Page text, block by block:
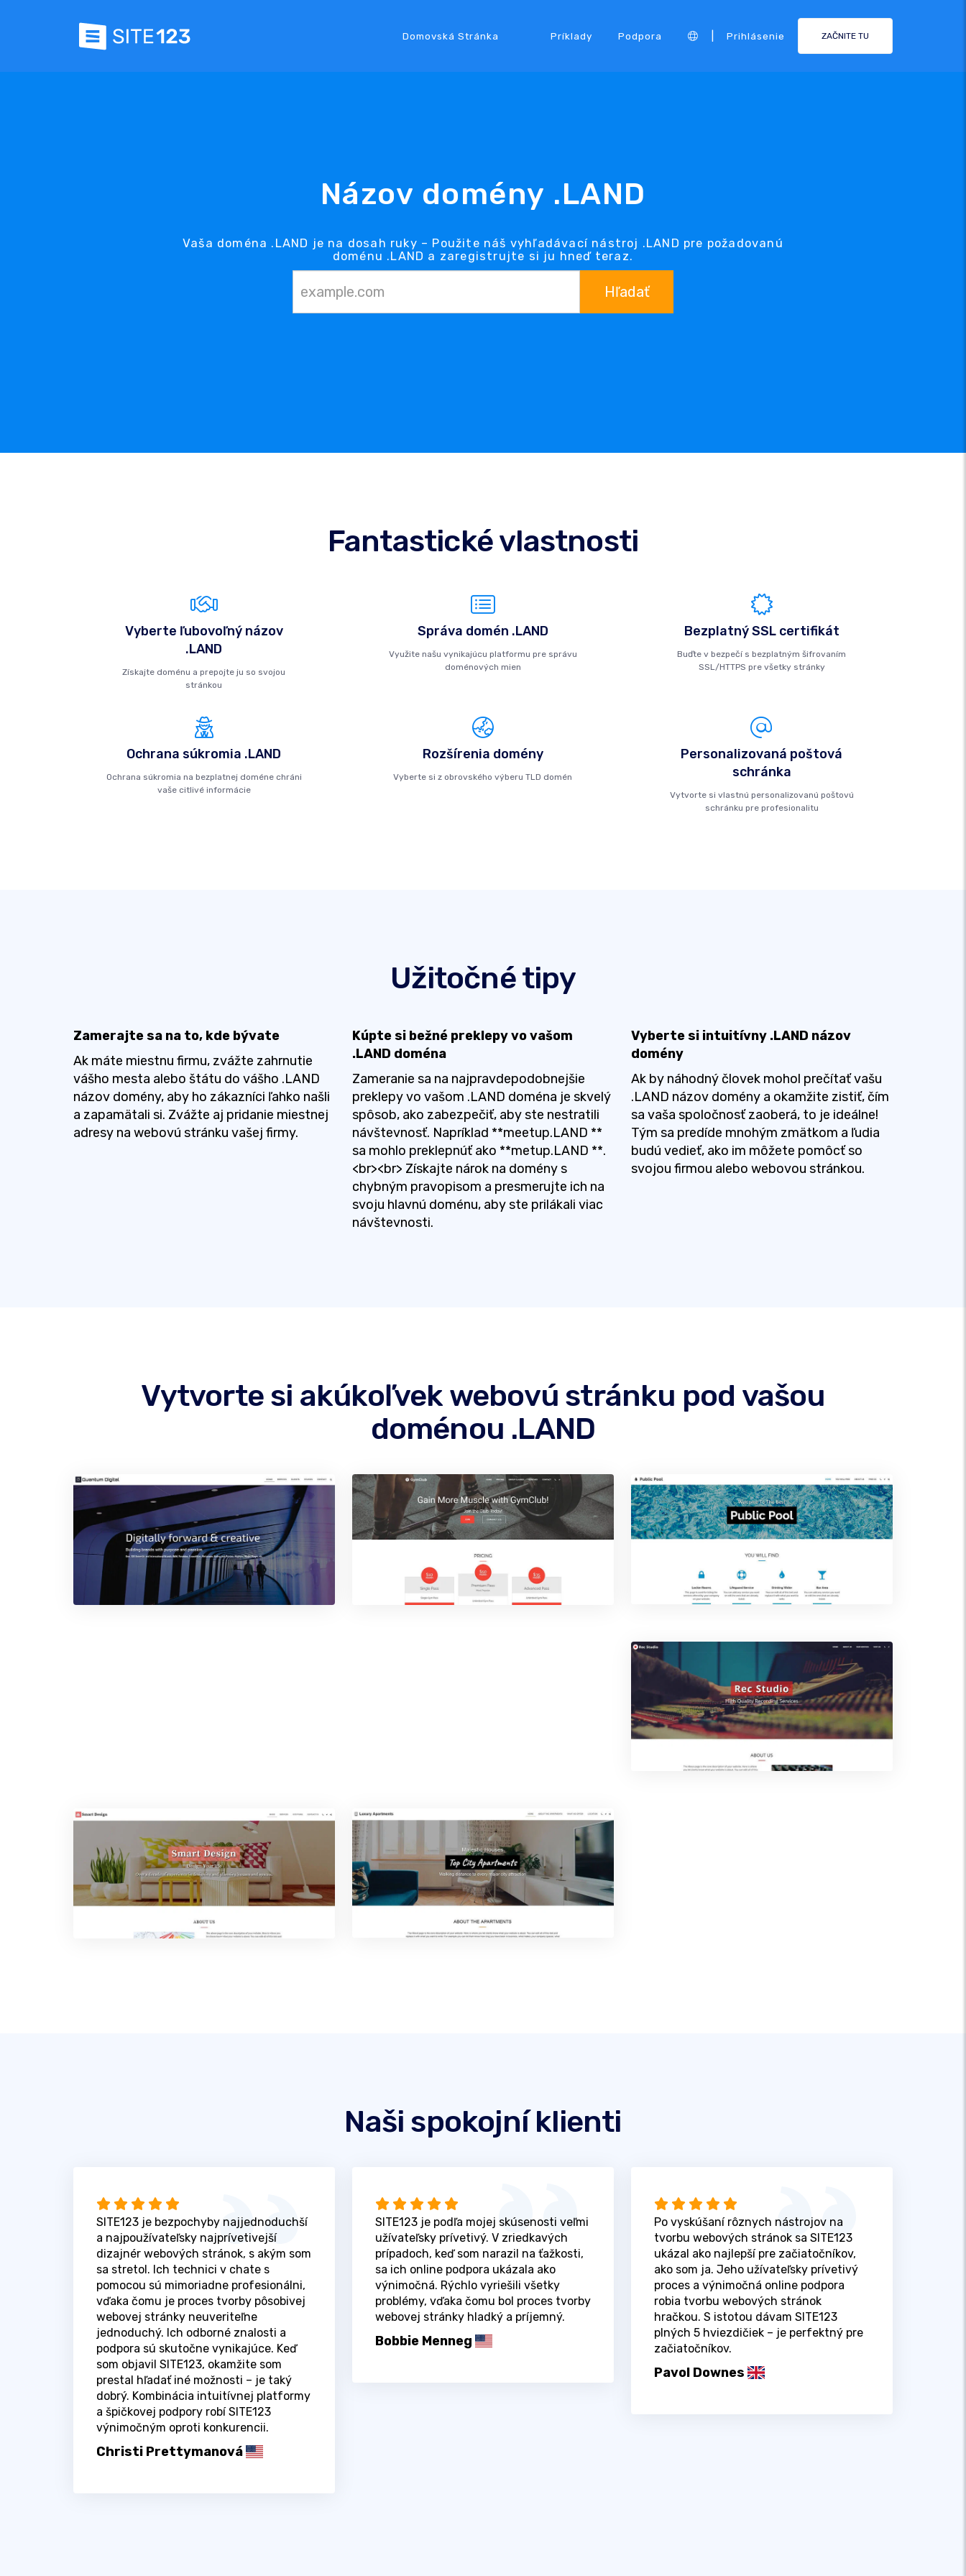
Domovská Stránka Príklady Podpora Prihlásenie ZAČNITE TU
Názov domény .LAND
Vaša doména .LAND je na dosah ruky – Použite náš vyhľadávací nástroj .LAND pre požadovanú
doménu .LAND a zaregistrujte si ju hneď teraz.
Hľadať
Fantastické vlastnosti
Vyberte ľubovoľný názov
.LAND
Získajte doménu a prepojte ju so svojou
stránkou
Správa domén .LAND
Využite našu vynikajúcu platformu pre správu
doménových mien
Bezplatný SSL certifikát
Buďte v bezpečí s bezplatným šifrovaním
SSL/HTTPS pre všetky stránky
Ochrana súkromia .LAND
Ochrana súkromia na bezplatnej doméne chráni
vaše citlivé informácie
Rozšírenia domény
Vyberte si z obrovského výberu TLD domén
Personalizovaná poštová
schránka
Vytvorte si vlastnú personalizovanú poštovú
schránku pre profesionalitu
Užitočné tipy
Zamerajte sa na to, kde bývate
Ak máte miestnu firmu, zvážte zahrnutie
vášho mesta alebo štátu do vášho .LAND
názov domény, aby ho zákazníci ľahko našli
a zapamätali si. Zvážte aj pridanie miestnej
adresy na webovú stránku vašej firmy.
Kúpte si bežné preklepy vo vašom
.LAND doména
Zameranie sa na najpravdepodobnejšie
preklepy vo vašom .LAND doména je skvelý
spôsob, ako zabezpečiť, aby ste nestratili
návštevnosť. Napríklad **meetup.LAND **
sa mohlo preklepnúť ako **metup.LAND **.
<br><br> Získajte nárok na domény s
chybným pravopisom a presmerujte ich na
svoju hlavnú doménu, aby ste prilákali viac
návštevnosti.
Vyberte si intuitívny .LAND názov
domény
Ak by náhodný človek mohol prečítať vašu
.LAND názov domény a okamžite zistiť, čím
sa vaša spoločnosť zaoberá, to je ideálne!
Tým sa predíde mnohým zmätkom a ľudia
budú vedieť, ako im môžete pomôcť so
svojou firmou alebo webovou stránkou.
Vytvorte si akúkoľvek webovú stránku pod vašou
doménou .LAND
Naši spokojní klienti
SITE123 je bezpochyby najjednoduchší
a najpoužívateľsky najprívetivejší
dizajnér webových stránok, s akým som
sa stretol. Ich technici v chate s
pomocou sú mimoriadne profesionálni,
vďaka čomu je proces tvorby pôsobivej
webovej stránky neuveriteľne
jednoduchý. Ich odborné znalosti a
podpora sú skutočne vynikajúce. Keď
som objavil SITE123, okamžite som
prestal hľadať iné možnosti – je taký
dobrý. Kombinácia intuitívnej platformy
a špičkovej podpory robí SITE123
výnimočným oproti konkurencii.
Christi Prettymanová
SITE123 je podľa mojej skúsenosti veľmi
užívateľsky prívetivý. V zriedkavých
prípadoch, keď som narazil na ťažkosti,
sa ich online podpora ukázala ako
výnimočná. Rýchlo vyriešili všetky
problémy, vďaka čomu bol proces tvorby
webovej stránky hladký a príjemný.
Bobbie Menneg
Po vyskúšaní rôznych nástrojov na
tvorbu webových stránok sa SITE123
ukázal ako najlepší pre začiatočníkov,
ako som ja. Jeho užívateľsky prívetivý
proces a výnimočná online podpora
robia tvorbu webových stránok
hračkou. S istotou dávam SITE123
plných 5 hviezdičiek – je perfektný pre
začiatočníkov.
Pavol Downes